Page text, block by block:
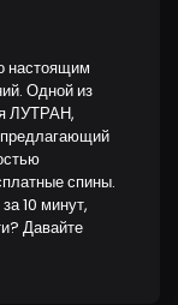
настоящим
Одной из
ЛУТРАН,
предлагающий
спины.
10 минут,
Давайте